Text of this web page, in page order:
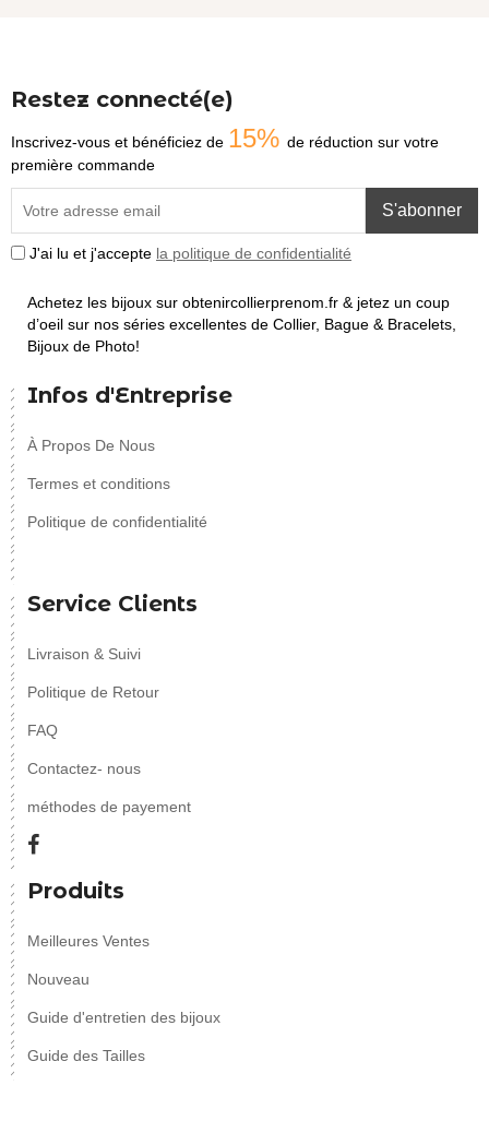
Restez connecté(e)
Inscrivez-vous et bénéficiez de 15% de réduction sur votre
première commande
S'abonner
J'ai lu et j'accepte la politique de confidentialité
Achetez les bijoux sur obtenircollierprenom.fr & jetez un coup
d’oeil sur nos séries excellentes de Collier, Bague & Bracelets,
Bijoux de Photo!
Infos d'Entreprise
À Propos De Nous
Termes et conditions
Politique de confidentialité
Service Clients
Livraison & Suivi
Politique de Retour
FAQ
Contactez- nous
méthodes de payement
Produits
Meilleures Ventes
Nouveau
Guide d'entretien des bijoux
Guide des Tailles